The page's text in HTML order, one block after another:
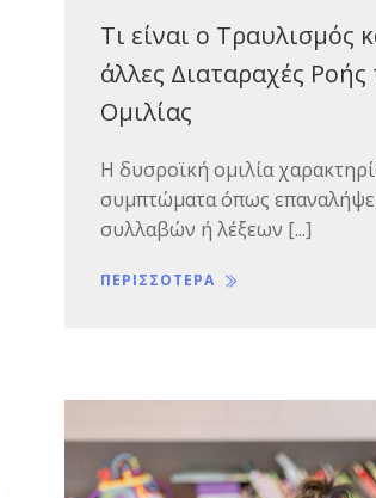
Τι είναι ο Τραυλισμός
άλλες Διαταραχές Ροής
Ομιλίας
Η δυσροϊκή ομιλία
συμπτώματα όπως
συλλαβών ή λέξεων [...]
ΠΕΡΙΣΣΟΤΕΡΑ